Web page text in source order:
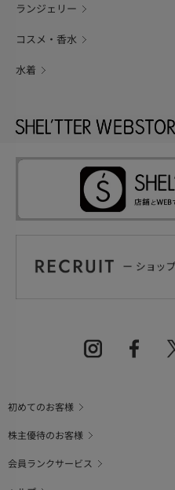
ランジェリー
コスメ・香水
水着
初めてのお客様
株主優待のお客様
会員ランクサービス